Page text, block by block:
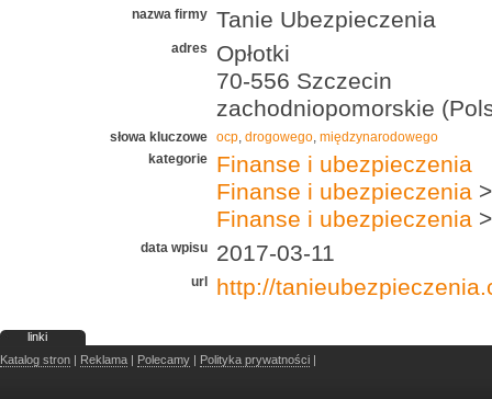
nazwa firmy Tanie Ubezpieczenia
adres
Opłotki
70-556 Szczecin
zachodniopomorskie
słowa kluczowe ocp, drogowego, międzynarodowego
kategorie
Finanse i ubezpieczenia
Finanse i ubezpieczenia
Finanse i ubezpieczenia
data wpisu 2017-03-11
url http://
linki
Katalog stron | Reklama | Polecamy | Polityka prywatności |